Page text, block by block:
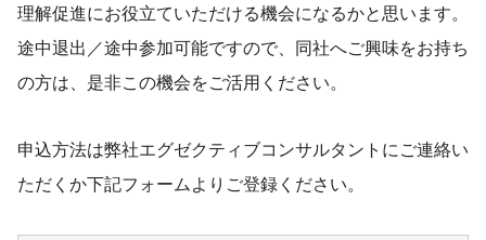
理解促進にお役立ていただける機会になるかと思います。
途中退出／途中参加可能ですので、同社へご興味をお持ち
の方は、是非この機会をご活用ください。
申込方法は弊社エグゼクティブコンサルタントにご連絡い
ただくか下記フォームよりご登録ください。